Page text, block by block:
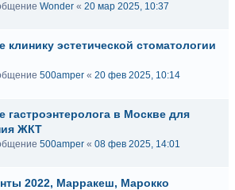
Wonder « 20 мар 2025, 10:37
клинику эстетической стоматологии
500amper « 20 фев 2025, 10:14
гастроэнтеролога в Москве для
ЖКТ
500amper « 08 фев 2025, 14:01
2022, Марракеш, Марокко